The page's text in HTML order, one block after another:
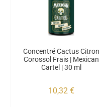
Concentré Cactus Citron
Corossol Frais | Mexican
Cartel | 30 ml
10,32 €